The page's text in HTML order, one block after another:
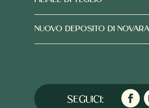
NUOVO DEPOSITO DI NOVARA